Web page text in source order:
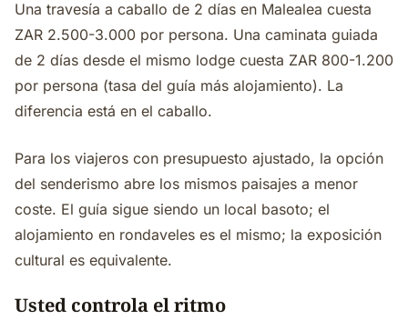
Una travesía a caballo de 2 días en Malealea cuesta
ZAR 2.500-3.000 por persona. Una caminata guiada
de 2 días desde el mismo lodge cuesta ZAR 800-1.200
por persona (tasa del guía más alojamiento). La
diferencia está en el caballo.
Para los viajeros con presupuesto ajustado, la opción
del senderismo abre los mismos paisajes a menor
coste. El guía sigue siendo un local basoto; el
alojamiento en rondaveles es el mismo; la exposición
cultural es equivalente.
Usted controla el ritmo